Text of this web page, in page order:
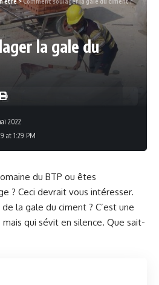
la gale du
2022
at 1:29 PM
du BTP ou êtes
? Ceci devrait vous intéresser.
la gale du ciment ? C’est une
qui sévit en silence. Que sait-